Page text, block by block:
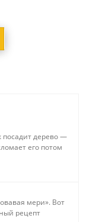
посадит дерево —
его потом
мери». Вот
рецепт